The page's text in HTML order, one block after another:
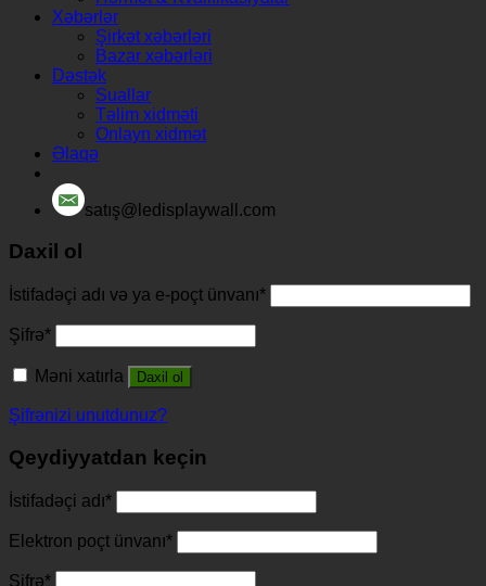
Xəbərlər
Şirkət xəbərləri
Bazar xəbərləri
Dəstək
Suallar
Təlim xidməti
Onlayn xidmət
Əlaqə
satış@ledisplaywall.com
Daxil ol
İstifadəçi adı və ya e-poçt ünvanı*
Şifrə*
Məni xatırla Daxil ol
Şifrənizi unutdunuz?
Qeydiyyatdan keçin
İstifadəçi adı*
Elektron poçt ünvanı*
Şifrə*